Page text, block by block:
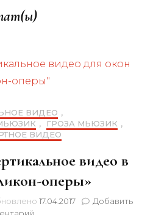
ВИДЕО ,
, ГРОЗА МЬЮЗИК ,
ВИДЕО
видео в
оперы»
17.04.2017
Добавить
к